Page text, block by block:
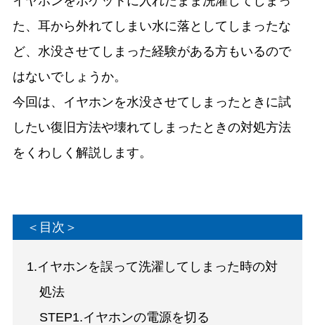
た、耳から外れてしまい水に落としてしまったな
ど、水没させてしまった経験がある方もいるので
はないでしょうか。
今回は、イヤホンを水没させてしまったときに試
したい復旧方法や壊れてしまったときの対処方法
をくわしく解説します。
＜目次＞
1.イヤホンを誤って洗濯してしまった時の対
処法
STEP1.イヤホンの電源を切る